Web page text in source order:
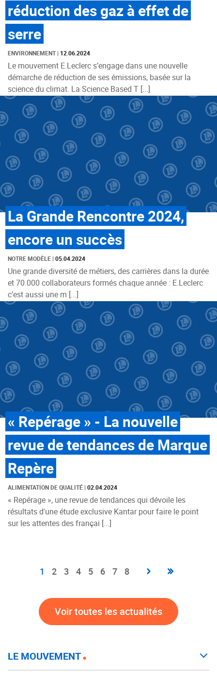
réduction des gaz à effet de
serre
ENVIRONNEMENT| 12.06.2024
Le mouvement E.Leclerc s’engage dans une nouvelle
démarche de réduction de ses émissions, basée sur la
science du climat. La Science Based T [...]
La Grande Rencontre 2024,
encore un succès
NOTRE MODÈLE | 05.04.2024
Une grande diversité de métiers, des carrières dans la durée
et 70.000 collaborateurs formés chaque année : E.Leclerc
c’est aussi une m [...]
« Repérage » - La nouvelle
revue de tendances de Marque
Repère
ALIMENTATION DE QUALITÉ | 02.04.2024
« Repérage », une revue de tendances qui dévoile les
résultats d'une étude exclusive Kantar pour faire le point
sur les attentes des françai [...]
Page
1 Page
2 Page
3 Page
4 Page
5 Page
6 Page
7 Page
8
Page
Dernière
»
Voir toutes les actualités
LE MOUVEMENT